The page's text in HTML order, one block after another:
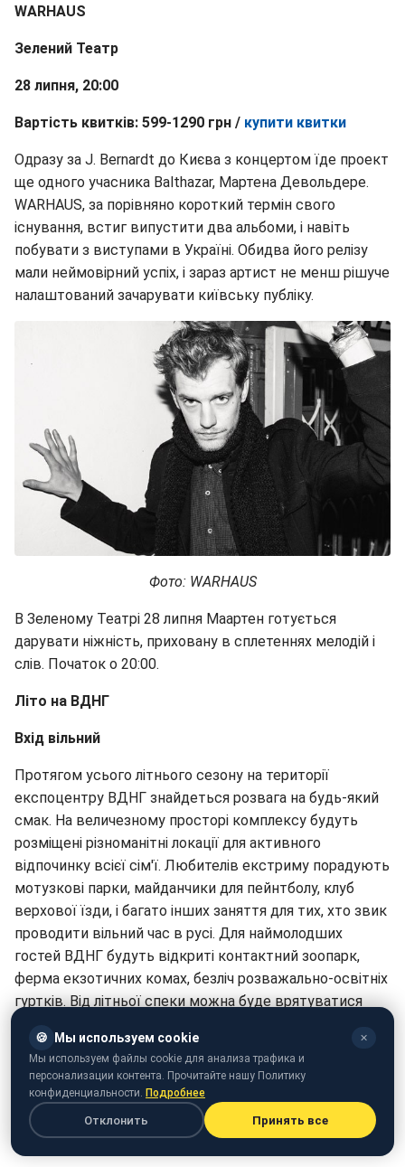
WARHAUS
Зелений Театр
28 липня, 20:00
Вартість квитків: 599-1290 грн / купити квитки
Одразу за J. Bernardt до Києва з концертом їде проект
ще одного учасника Balthazar, Мартена Девольдере.
WARHAUS, за порівняно короткий термін свого
існування, встиг випустити два альбоми, і навіть
побувати з виступами в Україні. Обидва його релізу
мали неймовірний успіх, і зараз артист не менш рішуче
налаштований зачарувати київську публіку.
Фото: WARHAUS
В Зеленому Театрі 28 липня Маартен готується
дарувати ніжність, приховану в сплетеннях мелодій і
слів. Початок о 20:00.
Літо на ВДНГ
Вхід вільний
Протягом усього літнього сезону на території
експоцентру ВДНГ знайдеться розвага на будь-який
смак. На величезному просторі комплексу будуть
розміщені різноманітні локації для активного
відпочинку всієї сім'ї. Любителів екстриму порадують
мотузкові парки, майданчики для пейнтболу, клуб
верхової їзди, і багато інших заняття для тих, хто звик
проводити вільний час в русі. Для наймолодших
гостей ВДНГ будуть відкриті контактний зоопарк,
ферма екзотичних комах, безліч розважально-освітніх
гуртків. Від літньої спеки можна буде врятуватися
слід згадати, що цього літа ВДНГ прийме такі музичні
фестивалі, як Atlas Weekend, PROSTONEBA і Bad Mama
Fest. Літо на ВДНГ - відмінна можливість скуштувати
всю красу відпустки, при цьому не залишаючи
столицю.
🍪 Мы используем cookie ✕
Мы используем файлы cookie для анализа трафика и
персонализации контента. Прочитайте нашу Политику
конфиденциальности. Подробнее
Отклонить Принять все